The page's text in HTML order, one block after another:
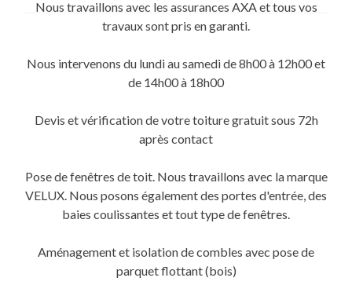
Twitter(ouvreFacebook(ouvre
dans
une
Google+
dans
fenêtre)
Nous travaillons avec les assurances AXA et tous vos
travaux sont pris en garanti.
Nous intervenons du lundi au samedi de 8h00 à 12h00 et
de 14h00 à 18h00
Devis et vérification de votre toiture gratuit sous 72h
après contact
Pose de fenêtres de toit. Nous travaillons avec la marque
VELUX. Nous posons également des portes d'entrée, des
baies coulissantes et tout type de fenêtres.
Aménagement et isolation de combles avec pose de
parquet flottant (bois)